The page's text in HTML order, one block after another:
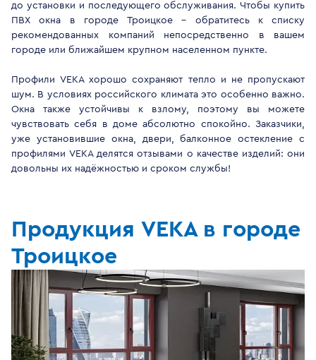
до установки и последующего обслуживания. Чтобы купить
ПВХ окна в городе Троицкое - обратитесь к списку
рекомендованных компаний непосредственно в вашем
городе или ближайшем крупном населенном пункте.
Профили VEKA хорошо сохраняют тепло и не пропускают
шум. В условиях российского климата это особенно важно.
Окна также устойчивы к взлому, поэтому вы можете
чувствовать себя в доме абсолютно спокойно. Заказчики,
уже установившие окна, двери, балконное остекление с
профилями VEKA делятся отзывами о качестве изделий: они
довольны их надёжностью и сроком службы!
Продукция VEKA в городе
Троицкое